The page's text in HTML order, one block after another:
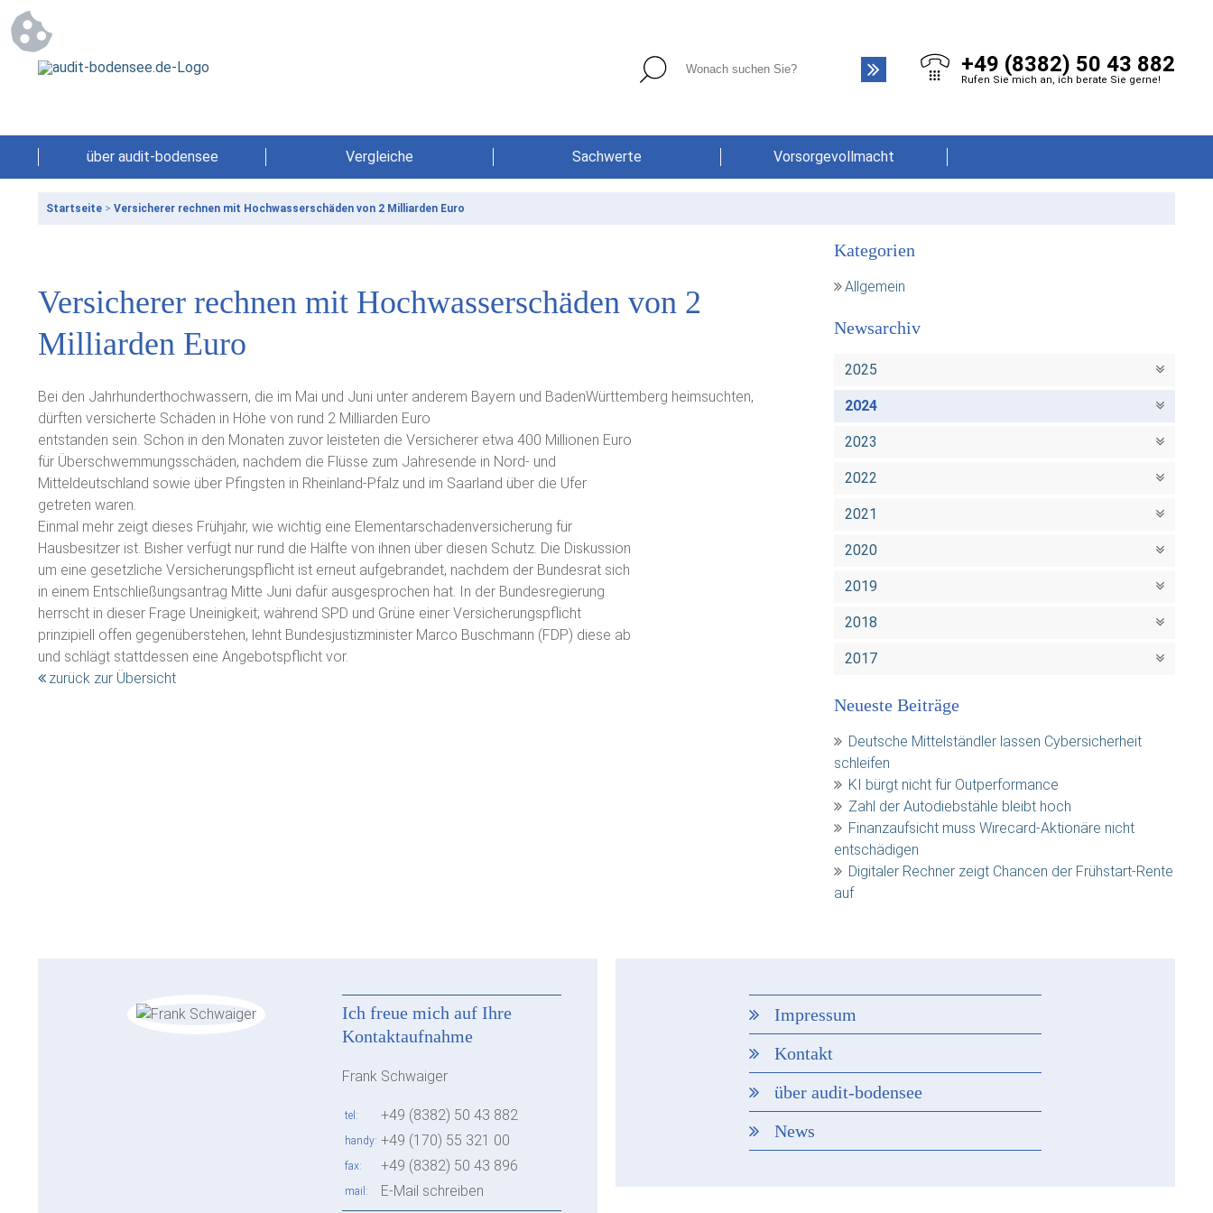
+49 (8382) 50 43 882
Rufen Sie mich an, ich berate Sie gerne!
über audit-bodensee Vergleiche Sachwerte Vorsorgevollmacht
Startseite > Versicherer rechnen mit Hochwasserschäden von 2 Milliarden Euro
Versicherer rechnen mit Hochwasserschäden von 2
Milliarden Euro
Bei den Jahrhunderthochwassern, die im Mai und Juni unter anderem Bayern und BadenWürttemberg heimsuchten,
dürften versicherte Schäden in Höhe von rund 2 Milliarden Euro
entstanden sein. Schon in den Monaten zuvor leisteten die Versicherer etwa 400 Millionen Euro
für Überschwemmungsschäden, nachdem die Flüsse zum Jahresende in Nord- und
Mitteldeutschland sowie über Pfingsten in Rheinland-Pfalz und im Saarland über die Ufer
getreten waren.
Einmal mehr zeigt dieses Frühjahr, wie wichtig eine Elementarschadenversicherung für
Hausbesitzer ist. Bisher verfügt nur rund die Hälfte von ihnen über diesen Schutz. Die Diskussion
um eine gesetzliche Versicherungspflicht ist erneut aufgebrandet, nachdem der Bundesrat sich
in einem Entschließungsantrag Mitte Juni dafür ausgesprochen hat. In der Bundesregierung
herrscht in dieser Frage Uneinigkeit; während SPD und Grüne einer Versicherungspflicht
prinzipiell offen gegenüberstehen, lehnt Bundesjustizminister Marco Buschmann (FDP) diese ab
und schlägt stattdessen eine Angebotspflicht vor.
zurück zur Übersicht
Kategorien
Allgemein
Newsarchiv
2025
2024
2023
2022
2021
2020
2019
2018
2017
Neueste Beiträge
Deutsche Mittelständler lassen Cybersicherheit
schleifen
KI bürgt nicht für Outperformance
Zahl der Autodiebstähle bleibt hoch
Finanzaufsicht muss Wirecard-Aktionäre nicht
entschädigen
Digitaler Rechner zeigt Chancen der Frühstart-Rente
auf
Ich freue mich auf Ihre
Kontaktaufnahme
Frank Schwaiger
tel +49 (8382) 50 43 882
handy +49 (170) 55 321 00
fax +49 (8382) 50 43 896
mail E-Mail schreiben
Impressum
Kontakt
über audit-bodensee
News